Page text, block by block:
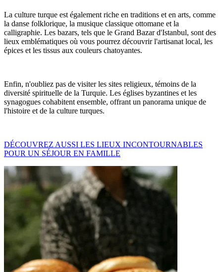
La culture turque est également riche en traditions et en arts, comme
la danse folklorique, la musique classique ottomane et la
calligraphie. Les bazars, tels que le Grand Bazar d'Istanbul, sont des
lieux emblématiques où vous pourrez découvrir l'artisanat local, les
épices et les tissus aux couleurs chatoyantes.
Enfin, n'oubliez pas de visiter les sites religieux, témoins de la
diversité spirituelle de la Turquie. Les églises byzantines et les
synagogues cohabitent ensemble, offrant un panorama unique de
l'histoire et de la culture turques.
DÉCOUVREZ AUSSI LES LIEUX INCONTOURNABLES
POUR UN SÉJOUR EN FAMILLE